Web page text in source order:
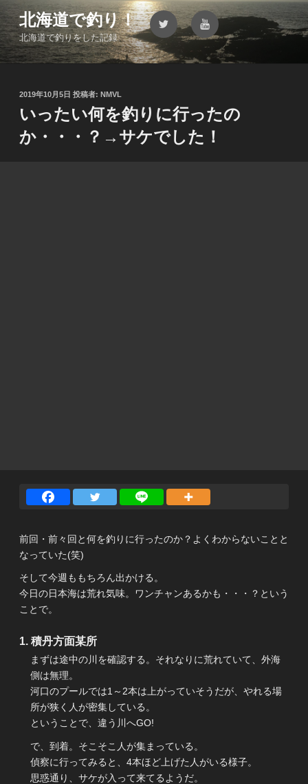
ン
テ
ン
北海道で釣り！
北海道で釣りをした記録
Twitter YouTube
投
日:
2019年10月5日 投稿者: NMVL
いったい何を釣りに行ったの
か・・・？→サケでした！
前回・前々回と何を釣りに行ったのか？よくわからないことと
なっていた(笑)
そして今週ももちろん出かける。
今日の日本海は荒れ気味。ワンチャンあるかも・・・？という
ことで。
積丹方面某所
まずは途中の川を確認する。それなりに荒れていて、外海
側は無理。
河口のプールでは1～2本は上がっていそうだが、やれる場
所が狭く人が密集している。
ということで、違う川へGO!
で、到着。そこそこ人が集まっている。
偵察に行ってみると、4本ほど上げた人がいる様子。
思惑通り、サケが入って来てるようだ。